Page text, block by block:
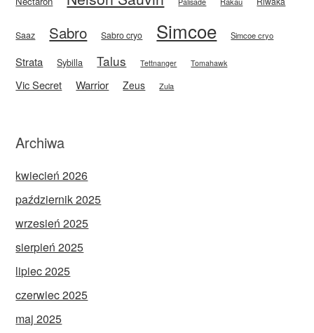
Saaz Sabro Sabro cryo Simcoe Simcoe cryo
Strata Sybilla Talus Tettnanger Tomahawk
Vic Secret Warrior Zeus Zula
Archiwa
kwiecień 2026
październik 2025
wrzesień 2025
sierpień 2025
lipiec 2025
czerwiec 2025
maj 2025